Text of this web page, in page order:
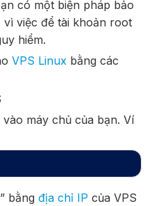
có một biện pháp bảo
việc để tài khoản root
hiểm.
VPS Linux bằng các
máy chủ của bạn. Ví
bằng địa chỉ IP của VPS